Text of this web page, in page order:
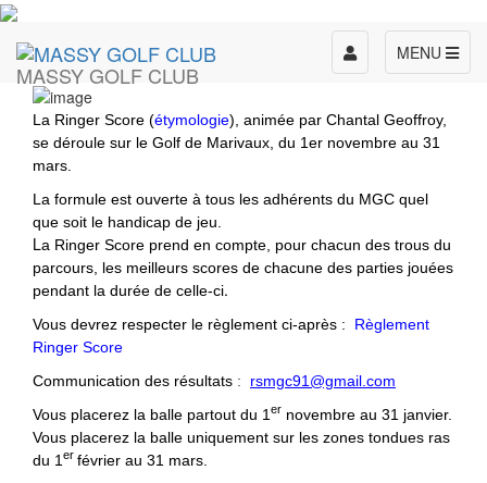
MASSY GOLF CLUB
MENU
Toggle
navigation
La Ringer Score (étymologie), animée par Chantal Geoffroy,
se déroule sur le Golf de Marivaux, du 1er novembre au 31
mars.
La formule est ouverte à tous les adhérents du MGC quel
que soit le handicap de jeu.
La Ringer Score prend en compte, pour chacun des trous du
parcours, les meilleurs scores de chacune des parties jouées
pendant la durée de celle-ci.
Vous devrez respecter le règlement ci-après :
Règlement
Ringer Score
Communication des résultats :
rsmgc91@gmail.com
Vous placerez la balle partout du 1 er novembre au 31 janvier.
Vous placerez la balle uniquement sur les zones tondues ras
du 1 er février au 31 mars.